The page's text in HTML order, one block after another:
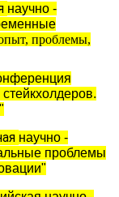
научно -
проблемы,
научно -
проблемы
"